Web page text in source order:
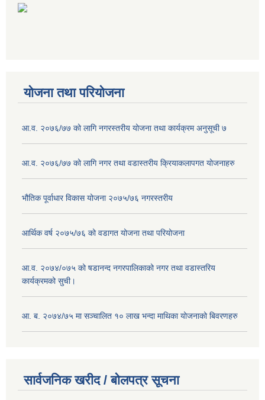
योजना तथा परियोजना
आ.व. २०७६/७७ को लागि नगरस्तरीय योजना तथा कार्यक्रम अनुसूची ७
आ.व. २०७६/७७ को लागि नगर तथा वडास्तरीय क्रियाकलापगत योजनाहरु
भौतिक पूर्वाधार विकास योजना २०७५/७६ नगरस्तरीय
आर्थिक वर्ष २०७५/७६ को वडागत योजना तथा परियोजना
आ.व. २०७४/०७५ को षडानन्द नगरपालिकाको नगर तथा वडास्तरिय
कार्यक्रमको सुची।
आ. ब. २०७४/७५ मा सञ्चालित १० लाख भन्दा माथिका योजनाको बिवरणहरु
सार्वजनिक खरीद / बोलपत्र सूचना